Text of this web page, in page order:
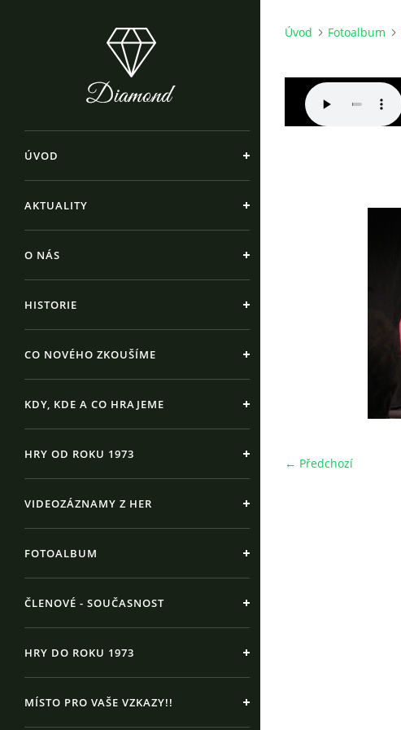
ÚVOD
AKTUALITY
O NÁS
HISTORIE
CO NOVÉHO ZKOUŠÍME
KDY, KDE A CO HRAJEME
HRY OD ROKU 1973
VIDEOZÁZNAMY Z HER
FOTOALBUM
ČLENOVÉ - SOUČASNOST
HRY DO ROKU 1973
MÍSTO PRO VAŠE VZKAZY!!
Úvod Fotoalbum
← Předchozí